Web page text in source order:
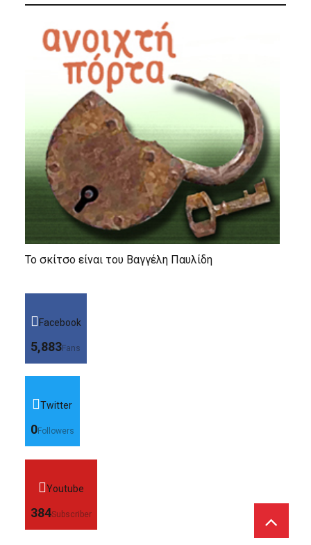
Το σκίτσο είναι του Βαγγέλη Παυλίδη
Facebook
5,883Fans
Twitter
0Followers
Youtube
384Subscriber